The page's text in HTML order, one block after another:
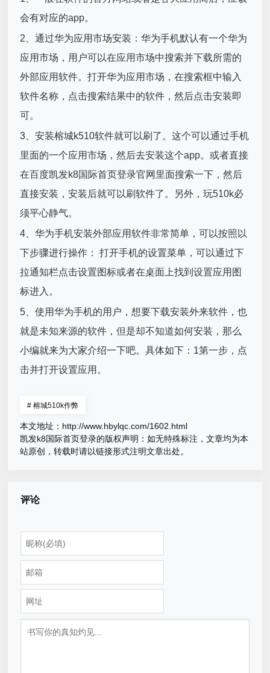
会有对应的app。
2、通过华为应用市场安装：华为手机默认有一个华为
应用市场，用户可以在应用市场中搜索并下载所需的
外部应用软件。打开华为应用市场，在搜索框中输入
软件名称，点击搜索结果中的软件，然后点击安装即
可。
3、安装榕城k510软件就可以刷了。这个可以通过手机
里面的一个应用市场，然后去安装这个app。或者直接
在百度凯发k8国际首页登录官网里面搜索一下，然后
直接安装，安装后就可以刷软件了。另外，玩510k必
须平心静气。
4、华为手机安装外部应用软件非常简单，可以按照以
下步骤进行操作： 打开手机的设置菜单，可以通过下
拉通知栏点击设置图标或者在桌面上找到设置应用图
标进入。
5、使用华为手机的用户，想要下载安装外来软件，也
就是未知来源的软件，但是却不知道如何安装，那么
小编就来为大家介绍一下吧。具体如下：1第一步，点
击并打开设置应用。
# 榕城510k作弊
本文地址： http://www.hbylqc.com/1602.html
凯发k8国际首页登录的版权声明：如无特殊标注，文章均为本
站原创，转载时请以链接形式注明文章出处。
评论